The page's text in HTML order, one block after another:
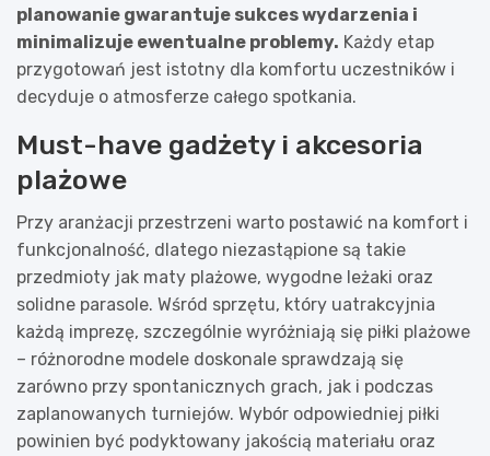
planowanie gwarantuje sukces wydarzenia i
minimalizuje ewentualne problemy. Każdy etap
przygotowań jest istotny dla komfortu uczestników i
decyduje o atmosferze całego spotkania.
Must-have gadżety i akcesoria
plażowe
Przy aranżacji przestrzeni warto postawić na komfort i
funkcjonalność, dlatego niezastąpione są takie
przedmioty jak maty plażowe, wygodne leżaki oraz
solidne parasole. Wśród sprzętu, który uatrakcyjnia
każdą imprezę, szczególnie wyróżniają się piłki plażowe
– różnorodne modele doskonale sprawdzają się
zarówno przy spontanicznych grach, jak i podczas
zaplanowanych turniejów. Wybór odpowiedniej piłki
powinien być podyktowany jakością materiału oraz